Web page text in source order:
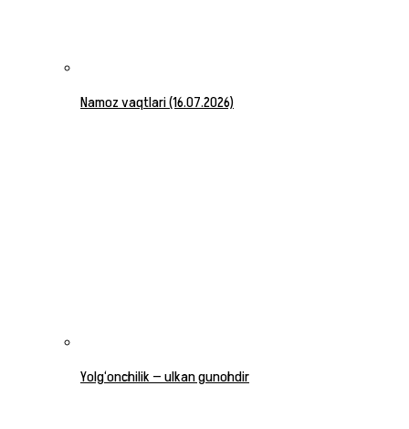
Namoz vaqtlari (16.07.2026)
Yolg‘onchilik — ulkan gunohdir